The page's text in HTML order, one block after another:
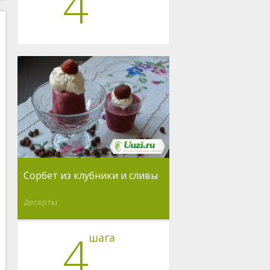
Сорбет из клубники и сливы
Десерты
4шага